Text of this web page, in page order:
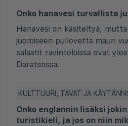
Onko hanavesi turvallista
Hanavesi on käsiteltyä, mutta
juomiseen pullovettä maun
salaatit ravintoloissa ovat
Daratsossa.
KULTTUURI, TAVAT JA
Onko englannin lisäksi
turistikieli, ja jos on niin